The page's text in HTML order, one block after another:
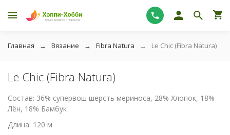
Главная Вязание Fibra Natura Le Chic (Fibra Natura)
Le Chic (Fibra Natura)
Состав: 36% супервош шерсть мериноса, 28% Хлопок, 18%
Лён, 18% Бамбук
Длина: 120 м